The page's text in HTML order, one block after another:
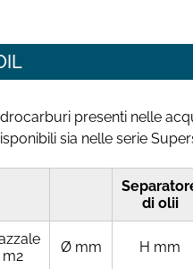
presenti nelle
sia nelle serie
di olii
m2
Ø mm H mm